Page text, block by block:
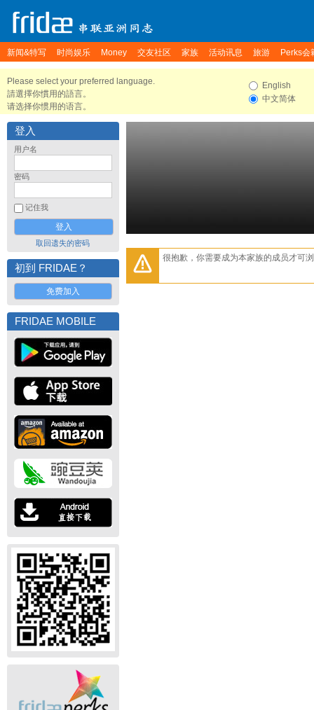
新闻&特写 时尚娱乐 Money 交友社区 家族 活动讯息 旅游 Perks会
Please select your preferred language.
請選擇你慣用的語言。
请选择你惯用的语言。
English
中文简体
登入
用户名
密码
记住我
取回遗失的密码
初到 FRIDAE？
免费加入
FRIDAE MOBILE
很抱歉，你需要成为本家族的成员才可